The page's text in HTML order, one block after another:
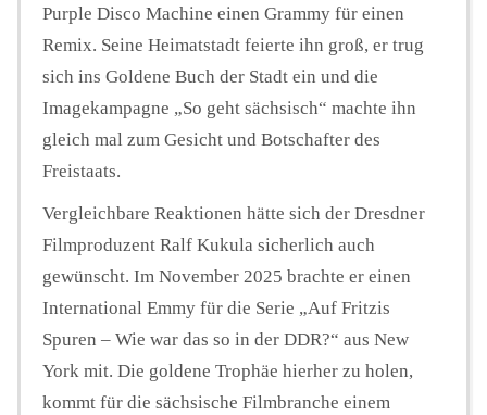
Purple Disco Machine einen Grammy für einen
Remix. Seine Heimatstadt feierte ihn groß, er trug
sich ins Goldene Buch der Stadt ein und die
Imagekampagne „So geht sächsisch“ machte ihn
gleich mal zum Gesicht und Botschafter des
Freistaats.
Vergleichbare Reaktionen hätte sich der Dresdner
Filmproduzent Ralf Kukula sicherlich auch
gewünscht. Im November 2025 brachte er einen
International Emmy für die Serie „Auf Fritzis
Spuren – Wie war das so in der DDR?“ aus New
York mit. Die goldene Trophäe hierher zu holen,
kommt für die sächsische Filmbranche einem